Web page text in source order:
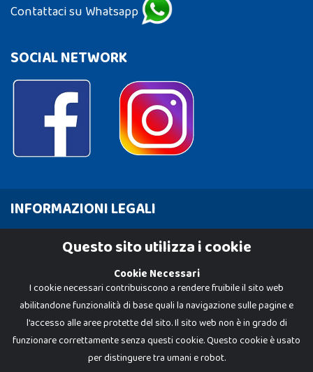
Contattaci su Whatsapp
SOCIAL NETWORK
INFORMAZIONI LEGALI
Cookie PolicyQuesto sito utilizza i cookie
Cookie Necessari
I cookie necessari contribuiscono a rendere fruibile il sito web
abilitandone funzionalità di base quali la navigazione sulle pagine e
l'accesso alle aree protette del sito. Il sito web non è in grado di
funzionare correttamente senza questi cookie. Questo cookie è usato
per distinguere tra umani e robot.